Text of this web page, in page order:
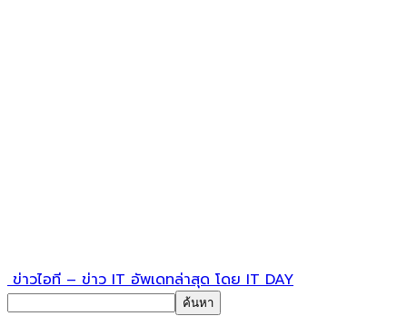
ข่าวไอที – ข่าว IT อัพเดทล่าสุด โดย IT DAY